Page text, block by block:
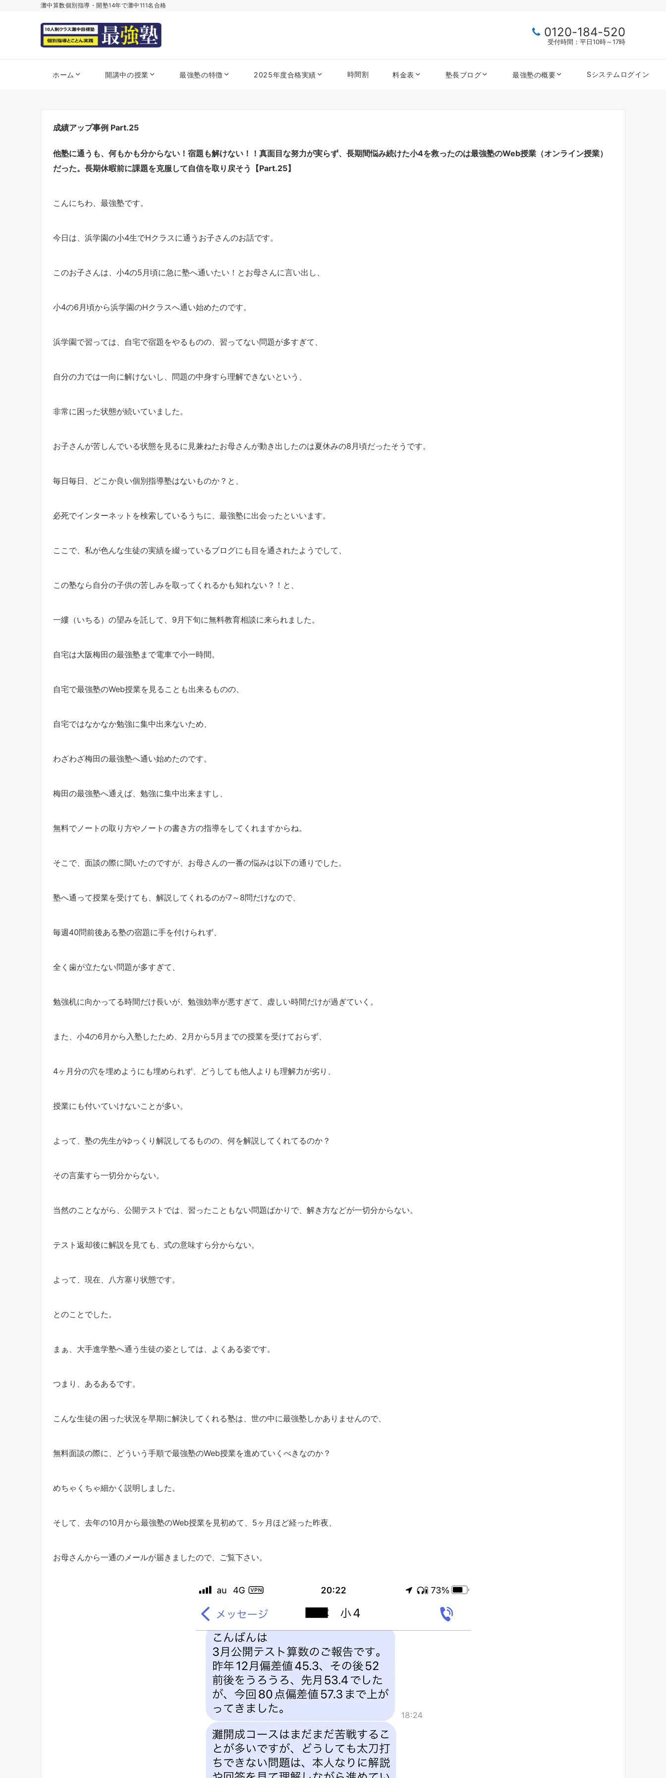
灘中算数個別指導・開塾14年で灘中111名合格
0120-184-520
受付時間：平日10時～17時
ホーム 開講中の授業 最強塾の特徴 2025年度合格実績 時間割 料金表 塾長ブログ 最強塾の概要 Sシステムログイン
成績アップ事例 Part.25
他塾に通うも、何もかも分からない！宿題も解けない！！真面目な努力が実らず、長期間悩み続けた小4を救ったのは最強塾のWeb授業（オンライン授業）
だった。長期休暇前に課題を克服して自信を取り戻そう【Part.25】
こんにちわ、最強塾です。
今日は、浜学園の小4生でHクラスに通うお子さんのお話です。
このお子さんは、小4の5月頃に急に塾へ通いたい！とお母さんに言い出し、
小4の6月頃から浜学園のHクラスへ通い始めたのです。
浜学園で習っては、自宅で宿題をやるものの、習ってない問題が多すぎて、
自分の力では一向に解けないし、問題の中身すら理解できないという、
非常に困った状態が続いていました。
お子さんが苦しんでいる状態を見るに見兼ねたお母さんが動き出したのは夏休みの8月頃だったそうです。
毎日毎日、どこか良い個別指導塾はないものか？と、
必死でインターネットを検索しているうちに、最強塾に出会ったといいます。
ここで、私が色んな生徒の実績を綴っているブログにも目を通されたようでして、
この塾なら自分の子供の苦しみを取ってくれるかも知れない？！と、
一縷（いちる）の望みを託して、9月下旬に無料教育相談に来られました。
自宅は大阪梅田の最強塾まで電車で小一時間。
自宅で最強塾のWeb授業を見ることも出来るものの、
自宅ではなかなか勉強に集中出来ないため、
わざわざ梅田の最強塾へ通い始めたのです。
梅田の最強塾へ通えば、勉強に集中出来ますし、
無料でノートの取り方やノートの書き方の指導をしてくれますからね。
そこで、面談の際に聞いたのですが、お母さんの一番の悩みは以下の通りでした。
塾へ通って授業を受けても、解説してくれるのが7～8問だけなので、
毎週40問前後ある塾の宿題に手を付けられず、
全く歯が立たない問題が多すぎて、
勉強机に向かってる時間だけ長いが、勉強効率が悪すぎて、虚しい時間だけが過ぎていく。
また、小4の6月から入塾したため、2月から5月までの授業を受けておらず、
4ヶ月分の穴を埋めようにも埋められず、どうしても他人よりも理解力が劣り、
授業にも付いていけないことが多い。
よって、塾の先生がゆっくり解説してるものの、何を解説してくれてるのか？
その言葉すら一切分からない。
当然のことながら、公開テストでは、習ったこともない問題ばかりで、解き方などが一切分からない。
テスト返却後に解説を見ても、式の意味すら分からない。
よって、現在、八方塞り状態です。
とのことでした。
まぁ、大手進学塾へ通う生徒の姿としては、よくある姿です。
つまり、あるあるです。
こんな生徒の困った状況を早期に解決してくれる塾は、世の中に最強塾しかありませんので、
無料面談の際に、どういう手順で最強塾のWeb授業を進めていくべきなのか？
めちゃくちゃ細かく説明しました。
そして、去年の10月から最強塾のWeb授業を見初めて、5ヶ月ほど経った昨夜、
お母さんから一通のメールが届きましたので、ご覧下さい。